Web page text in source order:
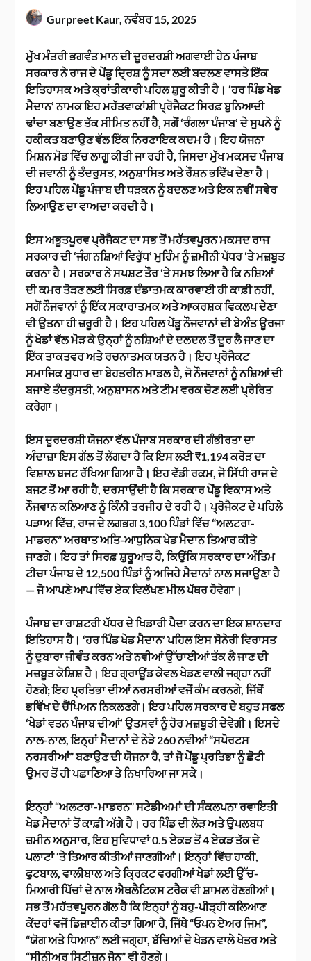
Gurpreet Kaur,ਨਵੰਬਰ 15, 2025
ਮੁੱਖ ਮੰਤਰੀ ਭਗਵੰਤ ਮਾਨ ਦੀ ਦੂਰਦਰਸ਼ੀ ਅਗਵਾਈ ਹੇਠ ਪੰਜਾਬ
ਸਰਕਾਰ ਨੇ ਰਾਜ ਦੇ ਪੇਂਡੂ ਦ੍ਰਿਸ਼ ਨੂੰ ਸਦਾ ਲਈ ਬਦਲਣ ਵਾਸਤੇ ਇੱਕ
ਇਤਿਹਾਸਕ ਅਤੇ ਕ੍ਰਾਂਤੀਕਾਰੀ ਪਹਿਲ ਸ਼ੁਰੂ ਕੀਤੀ ਹੈ। ‘ਹਰ ਪਿੰਡ ਖੇਡ
ਮੈਦਾਨ’ ਨਾਮਕ ਇਹ ਮਹੱਤਵਾਕਾਂਸ਼ੀ ਪ੍ਰੋਜੈਕਟ ਸਿਰਫ਼ ਬੁਨਿਆਦੀ
ਢਾਂਚਾ ਬਣਾਉਣ ਤੱਕ ਸੀਮਿਤ ਨਹੀਂ ਹੈ, ਸਗੋਂ ‘ਰੰਗਲਾ ਪੰਜਾਬ’ ਦੇ ਸੁਪਨੇ ਨੂੰ
ਹਕੀਕਤ ਬਣਾਉਣ ਵੱਲ ਇੱਕ ਨਿਰਣਾਇਕ ਕਦਮ ਹੈ। ਇਹ ਯੋਜਨਾ
ਮਿਸ਼ਨ ਮੋਡ ਵਿੱਚ ਲਾਗੂ ਕੀਤੀ ਜਾ ਰਹੀ ਹੈ, ਜਿਸਦਾ ਮੁੱਖ ਮਕਸਦ ਪੰਜਾਬ
ਦੀ ਜਵਾਨੀ ਨੂੰ ਤੰਦਰੁਸਤ, ਅਨੁਸ਼ਾਸਿਤ ਅਤੇ ਰੌਸ਼ਨ ਭਵਿੱਖ ਦੇਣਾ ਹੈ।
ਇਹ ਪਹਿਲ ਪੇਂਡੂ ਪੰਜਾਬ ਦੀ ਧੜਕਨ ਨੂੰ ਬਦਲਣ ਅਤੇ ਇਕ ਨਵੀਂ ਸਵੇਰ
ਲਿਆਉਣ ਦਾ ਵਾਅਦਾ ਕਰਦੀ ਹੈ।
ਇਸ ਅਭੂਤਪੂਰਵ ਪ੍ਰੋਜੈਕਟ ਦਾ ਸਭ ਤੋਂ ਮਹੱਤਵਪੂਰਨ ਮਕਸਦ ਰਾਜ
ਸਰਕਾਰ ਦੀ ‘ਜੰਗ ਨਸ਼ਿਆਂ ਵਿਰੁੱਧ’ ਮੁਹਿੰਮ ਨੂੰ ਜ਼ਮੀਨੀ ਪੱਧਰ ‘ਤੇ ਮਜ਼ਬੂਤ
ਕਰਨਾ ਹੈ। ਸਰਕਾਰ ਨੇ ਸਪਸ਼ਟ ਤੌਰ ‘ਤੇ ਸਮਝ ਲਿਆ ਹੈ ਕਿ ਨਸ਼ਿਆਂ
ਦੀ ਕਮਰ ਤੋੜਣ ਲਈ ਸਿਰਫ਼ ਦੰਡਾਤਮਕ ਕਾਰਵਾਈ ਹੀ ਕਾਫ਼ੀ ਨਹੀਂ,
ਸਗੋਂ ਨੌਜਵਾਨਾਂ ਨੂੰ ਇੱਕ ਸਕਾਰਾਤਮਕ ਅਤੇ ਆਕਰਸ਼ਕ ਵਿਕਲਪ ਦੇਣਾ
ਵੀ ਉਤਨਾ ਹੀ ਜ਼ਰੂਰੀ ਹੈ। ਇਹ ਪਹਿਲ ਪੇਂਡੂ ਨੌਜਵਾਨਾਂ ਦੀ ਬੇਅੰਤ ਊਰਜਾ
ਨੂੰ ਖੇਡਾਂ ਵੱਲ ਮੋੜ ਕੇ ਉਨ੍ਹਾਂ ਨੂੰ ਨਸ਼ਿਆਂ ਦੇ ਦਲਦਲ ਤੋਂ ਦੂਰ ਲੈ ਜਾਣ ਦਾ
ਇੱਕ ਤਾਕਤਵਰ ਅਤੇ ਰਚਨਾਤਮਕ ਯਤਨ ਹੈ। ਇਹ ਪ੍ਰੋਜੈਕਟ
ਸਮਾਜਿਕ ਸੁਧਾਰ ਦਾ ਬੇਹਤਰੀਨ ਮਾਡਲ ਹੈ, ਜੋ ਨੌਜਵਾਨਾਂ ਨੂੰ ਨਸ਼ਿਆਂ ਦੀ
ਬਜਾਏ ਤੰਦਰੁਸਤੀ, ਅਨੁਸ਼ਾਸਨ ਅਤੇ ਟੀਮ ਵਰਕ ਚੋਣ ਲਈ ਪ੍ਰੇਰਿਤ
ਕਰੇਗਾ।
ਇਸ ਦੂਰਦਰਸ਼ੀ ਯੋਜਨਾ ਵੱਲ ਪੰਜਾਬ ਸਰਕਾਰ ਦੀ ਗੰਭੀਰਤਾ ਦਾ
ਅੰਦਾਜ਼ਾ ਇਸ ਗੱਲ ਤੋਂ ਲੱਗਦਾ ਹੈ ਕਿ ਇਸ ਲਈ ₹1,194 ਕਰੋੜ ਦਾ
ਵਿਸ਼ਾਲ ਬਜਟ ਰੱਖਿਆ ਗਿਆ ਹੈ। ਇਹ ਵੱਡੀ ਰਕਮ, ਜੋ ਸਿੱਧੀ ਰਾਜ ਦੇ
ਬਜਟ ਤੋਂ ਆ ਰਹੀ ਹੈ, ਦਰਸਾਉਂਦੀ ਹੈ ਕਿ ਸਰਕਾਰ ਪੇਂਡੂ ਵਿਕਾਸ ਅਤੇ
ਨੌਜਵਾਨ ਕਲਿਆਣ ਨੂੰ ਕਿੰਨੀ ਤਰਜੀਹ ਦੇ ਰਹੀ ਹੈ। ਪ੍ਰੋਜੈਕਟ ਦੇ ਪਹਿਲੇ
ਪੜਾਅ ਵਿੱਚ, ਰਾਜ ਦੇ ਲਗਭਗ 3,100 ਪਿੰਡਾਂ ਵਿੱਚ “ਅਲਟਰਾ-
ਮਾਡਰਨ” ਅਰਥਾਤ ਅਤਿ-ਆਧੁਨਿਕ ਖੇਡ ਮੈਦਾਨ ਤਿਆਰ ਕੀਤੇ
ਜਾਣਗੇ। ਇਹ ਤਾਂ ਸਿਰਫ਼ ਸ਼ੁਰੂਆਤ ਹੈ, ਕਿਉਂਕਿ ਸਰਕਾਰ ਦਾ ਅੰਤਿਮ
ਟੀਚਾ ਪੰਜਾਬ ਦੇ 12,500 ਪਿੰਡਾਂ ਨੂੰ ਅਜਿਹੇ ਮੈਦਾਨਾਂ ਨਾਲ ਸਜਾਉਣਾ ਹੈ
— ਜੋ ਆਪਣੇ ਆਪ ਵਿੱਚ ਏਕ ਵਿਲੱਖਣ ਮੀਲ ਪੱਥਰ ਹੋਵੇਗਾ।
ਪੰਜਾਬ ਦਾ ਰਾਸ਼ਟਰੀ ਪੱਧਰ ਦੇ ਖਿਡਾਰੀ ਪੈਦਾ ਕਰਨ ਦਾ ਇਕ ਸ਼ਾਨਦਾਰ
ਇਤਿਹਾਸ ਹੈ। ‘ਹਰ ਪਿੰਡ ਖੇਡ ਮੈਦਾਨ’ ਪਹਿਲ ਇਸ ਸੋਨੇਰੀ ਵਿਰਾਸਤ
ਨੂੰ ਦੁਬਾਰਾ ਜੀਵੰਤ ਕਰਨ ਅਤੇ ਨਵੀਆਂ ਉੱਚਾਈਆਂ ਤੱਕ ਲੈ ਜਾਣ ਦੀ
ਮਜ਼ਬੂਤ ਕੋਸ਼ਿਸ਼ ਹੈ। ਇਹ ਗ੍ਰਾਊਂਡ ਕੇਵਲ ਖੇਡਣ ਵਾਲੀ ਜਗ੍ਹਾ ਨਹੀਂ
ਹੋਣਗੇ; ਇਹ ਪ੍ਰਤਿਭਾ ਦੀਆਂ ਨਰਸਰੀਆਂ ਵਜੋਂ ਕੰਮ ਕਰਨਗੇ, ਜਿੱਥੋਂ
ਭਵਿੱਖ ਦੇ ਚੈਂਪਿਅਨ ਨਿਕਲਣਗੇ। ਇਹ ਪਹਿਲ ਸਰਕਾਰ ਦੇ ਬਹੁਤ ਸਫਲ
‘ਖੇਡਾਂ ਵਤਨ ਪੰਜਾਬ ਦੀਆਂ’ ਉਤਸਵਾਂ ਨੂੰ ਹੋਰ ਮਜ਼ਬੂਤੀ ਦੇਵੇਗੀ। ਇਸਦੇ
ਨਾਲ-ਨਾਲ, ਇਨ੍ਹਾਂ ਮੈਦਾਨਾਂ ਦੇ ਨੇੜੇ 260 ਨਵੀਆਂ “ਸਪੋਰਟਸ
ਨਰਸਰੀਆਂ” ਬਣਾਉਣ ਦੀ ਯੋਜਨਾ ਹੈ, ਤਾਂ ਜੋ ਪੇਂਡੂ ਪ੍ਰਤਿਭਾ ਨੂੰ ਛੋਟੀ
ਉਮਰ ਤੋਂ ਹੀ ਪਛਾਣਿਆ ਤੇ ਨਿਖਾਰਿਆ ਜਾ ਸਕੇ।
ਇਨ੍ਹਾਂ “ਅਲਟਰਾ-ਮਾਡਰਨ” ਸਟੇਡੀਅਮਾਂ ਦੀ ਸੰਕਲਪਨਾ ਰਵਾਇਤੀ
ਖੇਡ ਮੈਦਾਨਾਂ ਤੋਂ ਕਾਫ਼ੀ ਅੱਗੇ ਹੈ। ਹਰ ਪਿੰਡ ਦੀ ਲੋੜ ਅਤੇ ਉਪਲਬਧ
ਜ਼ਮੀਨ ਅਨੁਸਾਰ, ਇਹ ਸੁਵਿਧਾਵਾਂ 0.5 ਏਕੜ ਤੋਂ 4 ਏਕੜ ਤੱਕ ਦੇ
ਪਲਾਟਾਂ ‘ਤੇ ਤਿਆਰ ਕੀਤੀਆਂ ਜਾਣਗੀਆਂ। ਇਨ੍ਹਾਂ ਵਿੱਚ ਹਾਕੀ,
ਫੁਟਬਾਲ, ਵਾਲੀਬਾਲ ਅਤੇ ਕ੍ਰਿਕਟ ਵਰਗੀਆਂ ਖੇਡਾਂ ਲਈ ਉੱਚ-
ਮਿਆਰੀ ਪਿੱਚਾਂ ਦੇ ਨਾਲ ਐਥਲੈਟਿਕਸ ਟਰੈਕ ਵੀ ਸ਼ਾਮਲ ਹੋਣਗੀਆਂ।
ਸਭ ਤੋਂ ਮਹੱਤਵਪੂਰਨ ਗੱਲ ਹੈ ਕਿ ਇਨ੍ਹਾਂ ਨੂੰ ਬਹੁ-ਪੀੜ੍ਹੀ ਕਲਿਆਣ
ਕੇਂਦਰਾਂ ਵਜੋਂ ਡਿਜ਼ਾਈਨ ਕੀਤਾ ਗਿਆ ਹੈ, ਜਿੱਥੇ “ਓਪਨ ਏਅਰ ਜਿਮ”,
“ਯੋਗ ਅਤੇ ਧਿਆਨ” ਲਈ ਜਗ੍ਹਾ, ਬੱਚਿਆਂ ਦੇ ਖੇਡਨ ਵਾਲੇ ਖੇਤਰ ਅਤੇ
“ਸੀਨੀਅਰ ਸਿਟੀਜ਼ਨ ਜੋਨ” ਵੀ ਹੋਣਗੇ।